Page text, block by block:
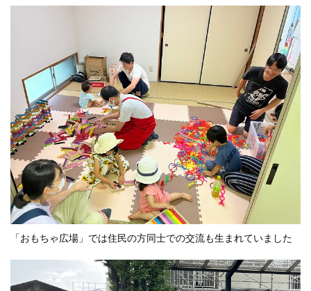
「おもちゃ広場」では住民の方同士での交流も生まれていました